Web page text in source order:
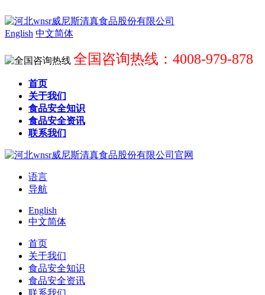
English 中文简体
全国咨询热线：4008-979-878
首页
关于我们
食品安全知识
食品安全资讯
联系我们
语言
导航
English
中文简体
首页
关于我们
食品安全知识
食品安全资讯
联系我们